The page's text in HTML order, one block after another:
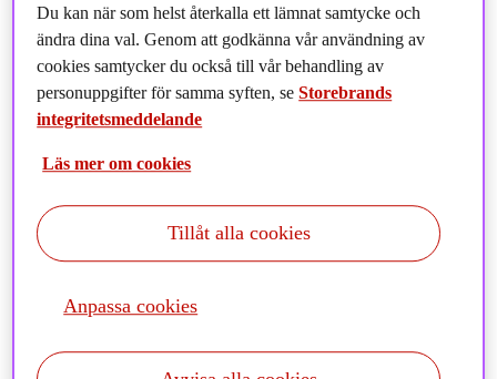
Tema Antal Andel
Miljömässiga frågor 343 50 %
Sociala frågor
173
Summa dialoger
Unika bolag 572
Du kan när som helst återkalla ett lämnat samtycke och
ändra dina val. Genom att godkänna vår användning av
cookies samtycker du också till vår behandling av
personuppgifter för samma syften, seStorebrands
integritetsmeddelande
Läs mer om cookies
Anpassa cookies
Tillåt alla cookies